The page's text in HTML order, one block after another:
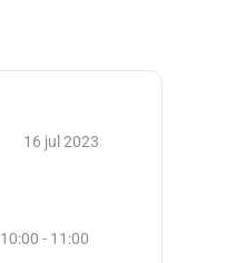
16 jul 2023
10:00 - 11:00